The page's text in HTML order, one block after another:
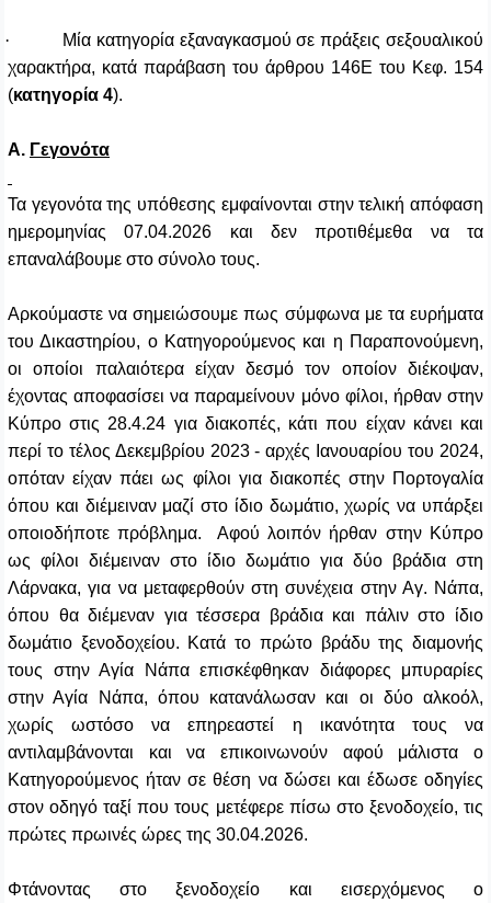
·
Μία κατηγορία εξαναγκασμού σε πράξεις σεξουαλικού
χαρακτήρα, κατά παράβαση του άρθρου 146Ε του Κεφ. 154
(κατηγορία 4).
Α. Γεγονότα
Τα γεγονότα της υπόθεσης εμφαίνονται στην τελική απόφαση
ημερομηνίας 07.04.2026 και δεν προτιθέμεθα να τα
επαναλάβουμε στο σύνολο τους.
Αρκούμαστε να σημειώσουμε πως σύμφωνα με τα ευρήματα
του Δικαστηρίου, ο Κατηγορούμενος και η Παραπονούμενη,
οι οποίοι παλαιότερα είχαν δεσμό τον οποίον διέκοψαν,
έχοντας αποφασίσει να παραμείνουν μόνο φίλοι, ήρθαν στην
Κύπρο στις 28.4.24 για διακοπές, κάτι που είχαν κάνει και
περί το τέλος Δεκεμβρίου 2023 - αρχές Ιανουαρίου του 2024,
οπόταν είχαν πάει ως φίλοι για διακοπές στην Πορτογαλία
όπου και διέμειναν μαζί στο ίδιο δωμάτιο, χωρίς να υπάρξει
οποιοδήποτε πρόβλημα. Αφού λοιπόν ήρθαν στην Κύπρο
ως φίλοι διέμειναν στο ίδιο δωμάτιο για δύο βράδια στη
Λάρνακα, για να μεταφερθούν στη συνέχεια στην Αγ. Νάπα,
όπου θα διέμεναν για τέσσερα βράδια και πάλιν στο ίδιο
δωμάτιο ξενοδοχείου. Κατά το πρώτο βράδυ της διαμονής
τους στην Αγία Νάπα επισκέφθηκαν διάφορες μπυραρίες
στην Αγία Νάπα, όπου κατανάλωσαν και οι δύο αλκοόλ,
χωρίς ωστόσο να επηρεαστεί η ικανότητα τους να
αντιλαμβάνονται και να επικοινωνούν αφού μάλιστα ο
Κατηγορούμενος ήταν σε θέση να δώσει και έδωσε οδηγίες
στον οδηγό ταξί που τους μετέφερε πίσω στο ξενοδοχείο, τις
πρώτες πρωινές ώρες της 30.04.2026.
Φτάνοντας στο ξενοδοχείο και εισερχόμενος ο